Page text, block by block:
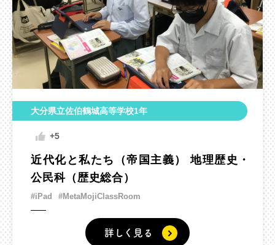
大分県立佐伯鶴城高等学校1年
+5
近代化と私たち（帝国主義） 地理歴史・
公民科（歴史総合）
#iPad #MetaMojiClassRoom
詳しく見る